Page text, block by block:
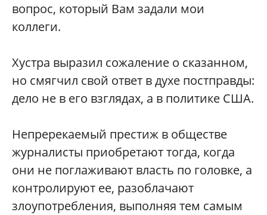
вопрос, который Вам задали мои
коллеги.
Хустра выразил сожаление о сказанном,
но смягчил свой ответ в духе постправды:
дело не в его взглядах, а в политике США.
Непререкаемый престиж в обществе
журналисты приобретают тогда, когда
они не поглаживают власть по головке, а
контролируют ее, разоблачают
злоупотребления, выполняя тем самым